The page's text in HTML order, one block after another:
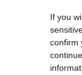
If you
confirm